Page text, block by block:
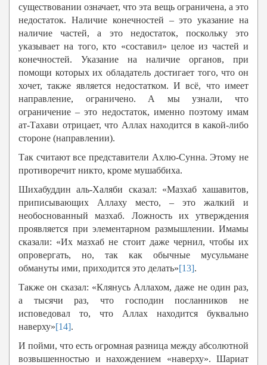
существовании означает, что эта вещь ограничена, а это
недостаток. Наличие конечностей – это указание на
наличие частей, а это недостаток, поскольку это
указывает на того, кто «составил» целое из частей и
конечностей. Указание на наличие органов, при
помощи которых их обладатель достигает того, что он
хочет, также является недостатком. И всё, что имеет
направление, ограничено. А мы узнали, что
ограничение – это недостаток, именно поэтому имам
ат-Тахави отрицает, что Аллах находится в какой-либо
стороне (направлении).
Так считают все представители Ахлю-Сунна. Этому не
противоречит никто, кроме мушаббиха.
Шихабуддин аль-Халяби сказал: «Мазхаб хашавитов,
приписывающих Аллаху место, – это жалкий и
необоснованный мазхаб. Ложность их утверждения
проявляется при элементарном размышлении. Имамы
сказали: «Их мазхаб не стоит даже чернил, чтобы их
опровергать, но, так как обычные мусульмане
обмануты ими, приходится это делать»[13].
Также он сказал: «Клянусь Аллахом, даже не один раз,
а тысячи раз, что господин посланников не
исповедовал то, что Аллах находится буквально
наверху»[14].
И пойми, что есть огромная разница между абсолютной
возвышенностью и нахождением «наверху». Шариат